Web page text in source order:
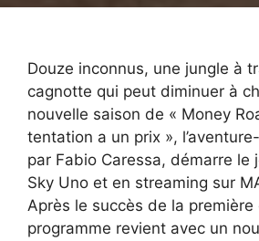
Douze inconnus, une jungle à
cagnotte qui peut diminuer à
nouvelle saison de « Money
tentation a un prix »,
par Fabio Caressa, démarre le
Sky Uno et en streaming sur
Après le succès de la première
programme revient avec un